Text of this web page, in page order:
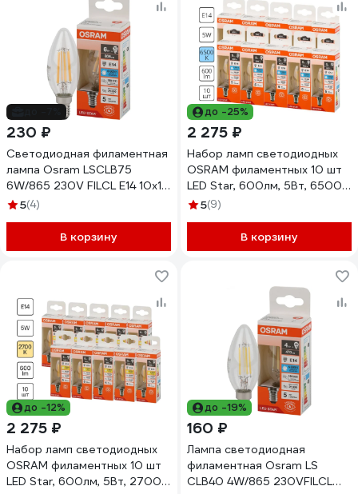
230 ₽
Светодиодная филаментная
лампа Osram LSCLB75
6W/865 230V FILCL E14 10x1
4058075688001
5(4)
В корзину
до -25%
2 275 ₽
Набор ламп светодиодных
OSRAM филаментных 10 шт
LED Star, 600лм, 5Вт, 6500К
4058075688148
5(9)
В корзину
до -12%
2 275 ₽
Набор ламп светодиодных
OSRAM филаментных 10 шт
LED Star, 600лм, 5Вт, 2700К
до -19%
160 ₽
Лампа светодиодная
филаментная Osram LS
CLB40 4W/865 230VFILCL